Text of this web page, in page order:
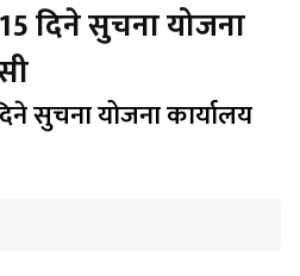
दिने सुचना योजना
सुचना योजना कार्यालय